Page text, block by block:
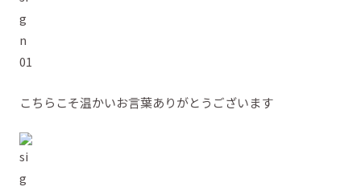
こちらこそ温かいお言葉ありがとうございます